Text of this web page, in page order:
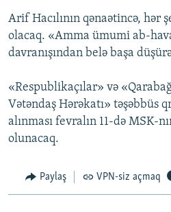
Arif Hacılının qənaətincə, hər
olacaq. «Amma ümumi ab-
davranışından belə başa
«Respublikaçılar» və
Vətəndaş Hərəkatı» təşəbbüs
alınması fevralın 11-də MSK-
olunacaq.
Paylaş VPN-siz açmaq